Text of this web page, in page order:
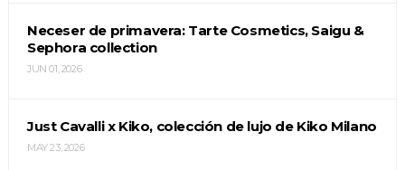
Neceser de primavera: Tarte Cosmetics, Saigu &
Sephora collection
JUN 01, 2026
Just Cavalli x Kiko, colección de lujo de Kiko Milano
MAY 23, 2026